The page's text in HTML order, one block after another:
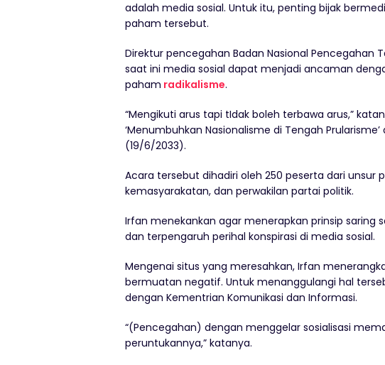
adalah media sosial. Untuk itu, penting bijak
paham tersebut.
Direktur pencegahan Badan Nasional Pencegahan
saat ini media sosial dapat menjadi ancaman
paham radikalisme.
“Mengikuti arus tapi tIdak boleh terbawa arus,”
‘Menumbuhkan Nasionalisme di Tengah
(19/6/2033).
Acara tersebut dihadiri oleh 250 peserta dari unsur
kemasyarakatan, dan perwakilan partai politik.
Irfan menekankan agar menerapkan prinsip saring
dan terpengaruh perihal konspirasi di media sosial.
Mengenai situs yang meresahkan, Irfan
bermuatan negatif. Untuk menanggulangi hal
dengan Kementrian Komunikasi dan Informasi.
“(Pencegahan) dengan menggelar sosialisasi
peruntukannya,” katanya.